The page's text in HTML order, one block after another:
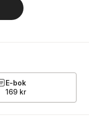
E-bok
169 kr